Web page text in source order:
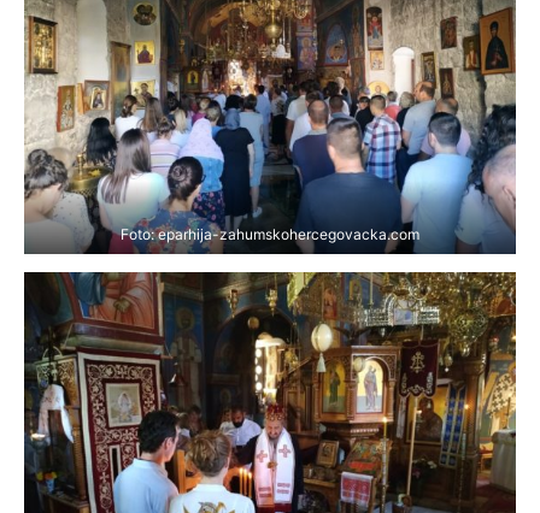
Foto: eparhija-zahumskohercegovacka.com